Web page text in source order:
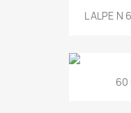
L ALPE N
60